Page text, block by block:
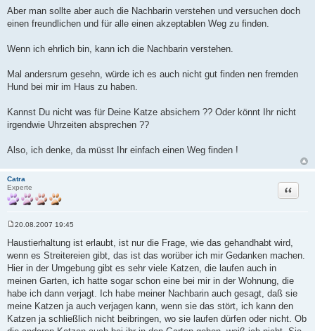
Aber man sollte aber auch die Nachbarin verstehen und versuchen doch
einen freundlichen und für alle einen akzeptablen Weg zu finden.
Wenn ich ehrlich bin, kann ich die Nachbarin verstehen.
Mal andersrum gesehn, würde ich es auch nicht gut finden nen fremden
Hund bei mir im Haus zu haben.
Kannst Du nicht was für Deine Katze absichern ?? Oder könnt Ihr nicht
irgendwie Uhrzeiten absprechen ??
Also, ich denke, da müsst Ihr einfach einen Weg finden !
Catra
Experte
Zitat
i
t
a
g
20.08.2007 19:45
Haustierhaltung ist erlaubt, ist nur die Frage, wie das gehandhabt wird,
wenn es Streitereien gibt, das ist das worüber ich mir Gedanken machen.
Hier in der Umgebung gibt es sehr viele Katzen, die laufen auch in
meinen Garten, ich hatte sogar schon eine bei mir in der Wohnung, die
habe ich dann verjagt. Ich habe meiner Nachbarin auch gesagt, daß sie
meine Katzen ja auch verjagen kann, wenn sie das stört, ich kann den
Katzen ja schließlich nicht beibringen, wo sie laufen dürfen oder nicht. Ob